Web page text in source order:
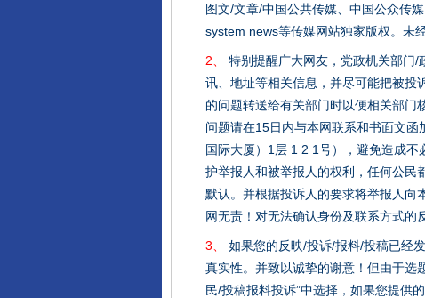
图文/文章/中国公共传媒、中国公众传
system news等传媒网站独家版权。未
2、
特别提醒广大网友，党政机关部门
讯、地址等相关信息，并尽可能把被投
的问题转送给有关部门时以便相关部门
问题请在15日内与本网联系和书面文
国际大厦）1层 1 2 1号），避免造成
护举报人和被举报人的权利，任何公民
默认。并根据投诉人的要求将举报人向
网无责！对无法确认身份及联系方式的
3、
如果您的反映/投诉/报料/投稿已经
真实性。并致以诚挚的谢意！但由于选
民/投稿报料投诉”中选择，如果您提供